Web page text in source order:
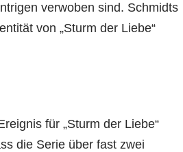
verwoben sind. Schmidts
von „Sturm der Liebe“
für „Sturm der Liebe“
die Serie über fast zwei